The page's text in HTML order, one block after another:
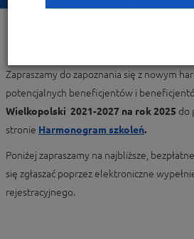
Zapraszamy do zapoznania się z nowym
potencjalnych beneficjentów i
Wielkopolski 2021-2027 na rok 2025 do
stronie Harmonogram szkoleń.
Poniżej zapraszamy na najbliższe,
się zgłaszać poprzez elektroniczne
rejestracyjnego.